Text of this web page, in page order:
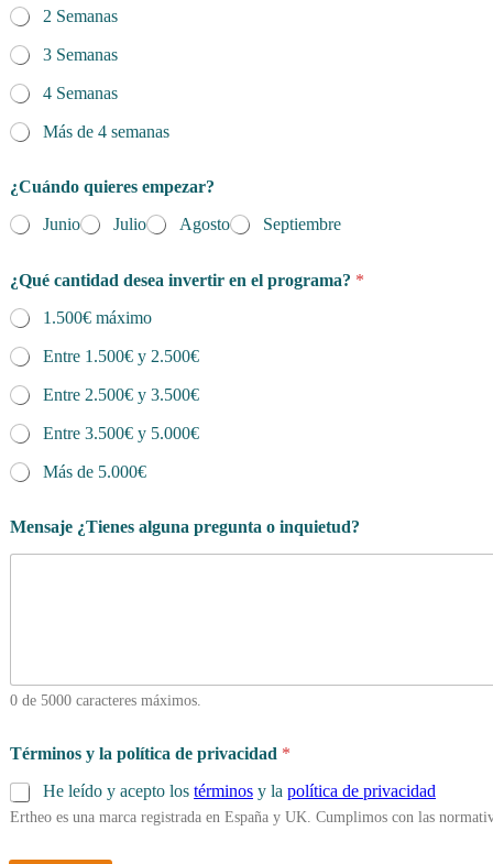
2 Semanas
3 Semanas
4 Semanas
Más de 4 semanas
¿Cuándo quieres empezar?
Junio
Julio Agosto Septiembre
¿Qué cantidad desea invertir en el programa? *
1.500€ máximo
Entre 1.500€ y 2.500€
Entre 2.500€ y 3.500€
Entre 3.500€ y 5.000€
Más de 5.000€
Mensaje ¿Tienes alguna pregunta o inquietud?
0 de 5000 caracteres máximos.
Términos y la política de privacidad *
He leído y acepto los términos y la política de privacidad
Ertheo es una marca registrada en España y UK. Cumplimos con las